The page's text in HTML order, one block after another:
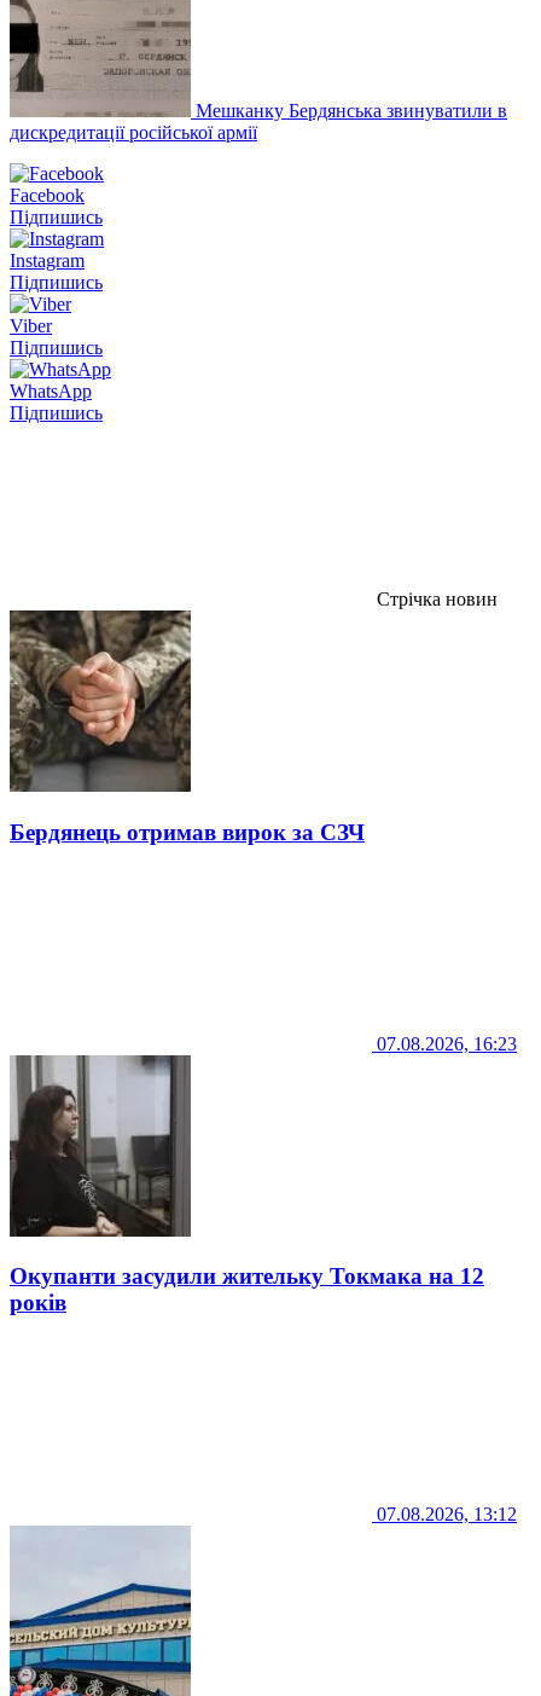
Мешканку Бердянська звинуватили в
дискредитації російської армії
Facebook
Підпишись
Instagram
Підпишись
Viber
Підпишись
WhatsApp
Підпишись
Стрічка новин
Бердянець отримав вирок за СЗЧ
07.08.2026, 16:23
Окупанти засудили жительку Токмака на 12
років
07.08.2026, 13:12